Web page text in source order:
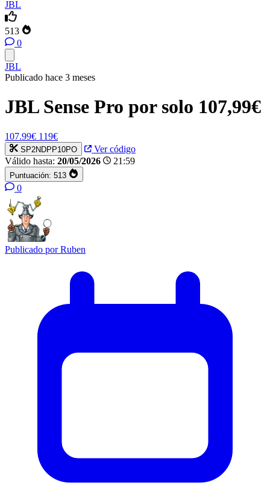
JBL
513
0
JBL
Publicado hace 3 meses
JBL Sense Pro por solo 107,99€
107.99€ 119€
SP2NDPP10PO
Ver código
Válido hasta: 20/05/2026 21:59
Puntuación: 513
0
Publicado porRuben